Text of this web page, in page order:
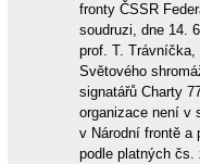
fronty ČSSR
soudruzi, dne 14.
prof. T. Trávníčka,
Světového
signatářů Charty
organizace není v
v Národní frontě a
podle platných čs.